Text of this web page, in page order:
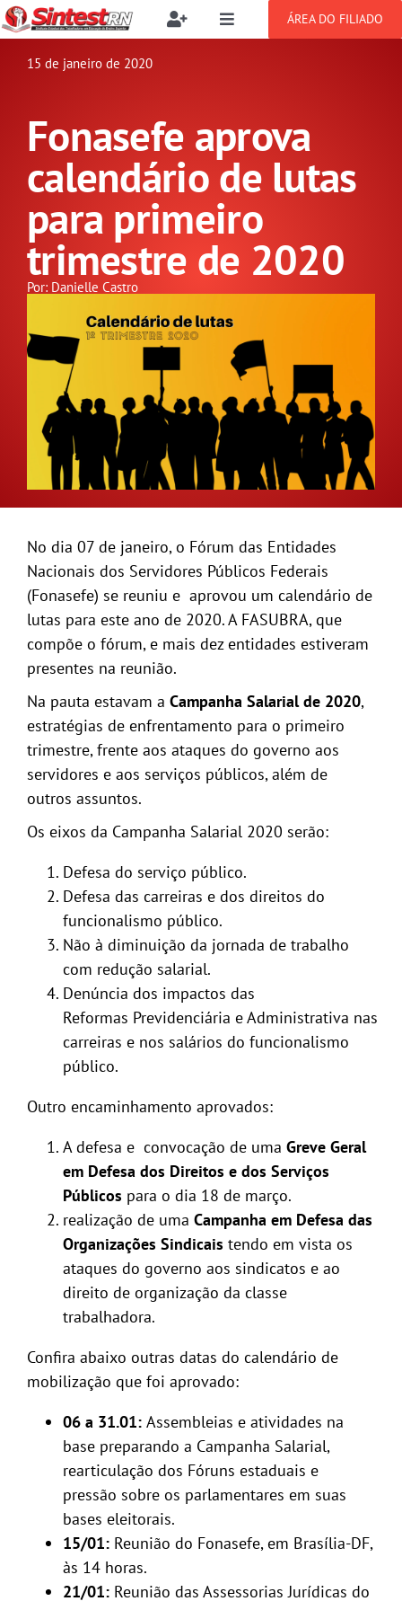
Ir
para
Toggle
Buscar
resultados
Filie-se
Benefícios
Setor jurídico
Toggle
SOBRE
NOTÍCIAS
PUBLICAÇÕES
CONGRESSOS
DOCUMENTOS
GALERIA
ÁREA DO FILIADO
15 de janeiro de 2020
Fonasefe aprova
calendário de lutas
para primeiro
trimestre de 2020
Por: Danielle Castro
No dia 07 de janeiro, o Fórum das Entidades
Nacionais dos Servidores Públicos Federais
(Fonasefe) se reuniu e aprovou um calendário de
lutas para este ano de 2020. A FASUBRA, que
compõe o fórum, e mais dez entidades estiveram
presentes na reunião.
Na pauta estavam a Campanha Salarial de 2020,
estratégias de enfrentamento para o primeiro
trimestre, frente aos ataques do governo aos
servidores e aos serviços públicos, além de
outros assuntos.
Os eixos da Campanha Salarial 2020 serão:
Defesa do serviço público.
Defesa das carreiras e dos direitos do
funcionalismo público.
Não à diminuição da jornada de trabalho
com redução salarial.
Denúncia dos impactos das
Reformas Previdenciária e Administrativa nas
carreiras e nos salários do funcionalismo
público.
Outro encaminhamento aprovados:
A defesa e convocação de uma Greve Geral
em Defesa dos Direitos e dos Serviços
Públicos para o dia 18 de março.
realização de uma Campanha em Defesa das
Organizações Sindicais tendo em vista os
ataques do governo aos sindicatos e ao
direito de organização da classe
trabalhadora.
Confira abaixo outras datas do calendário de
mobilização que foi aprovado:
06 a 31.01: Assembleias e atividades na
base preparando a Campanha Salarial,
rearticulação dos Fóruns estaduais e
pressão sobre os parlamentares em suas
bases eleitorais.
15/01:Reunião do Fonasefe, em Brasília-DF,
às 14 horas.
21/01:Reunião das Assessorias Jurídicas do